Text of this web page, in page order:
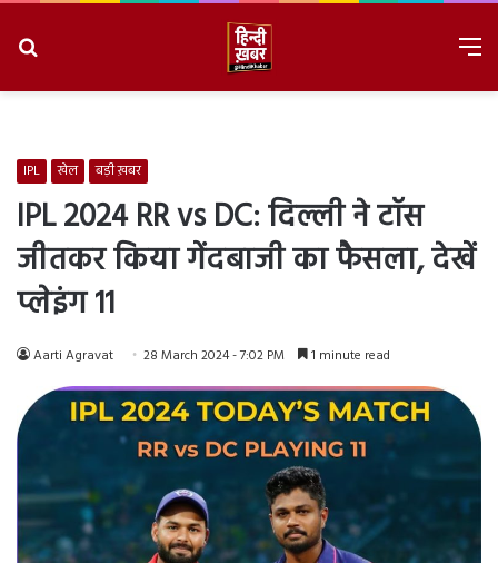
IPL खेल बड़ी ख़बर
IPL 2024 RR vs DC: दिल्ली ने टॉस
जीतकर किया गेंदबाजी का फैसला, देखें
प्लेइंग 11
Aarti Agravat 28 March 2024 - 7:02 PM 1 minute read